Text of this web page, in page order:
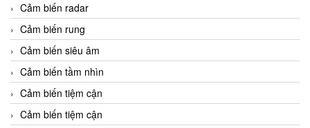
Cảm biến radar
Cảm biến rung
Cảm biến siêu âm
Cảm biến tầm nhìn
Cảm biến tiệm cận
Cảm biến tiệm cận